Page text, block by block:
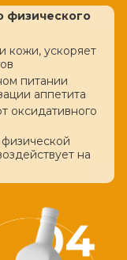
физического
кожи, ускоряет
питании
аппетита
оксидативного
на